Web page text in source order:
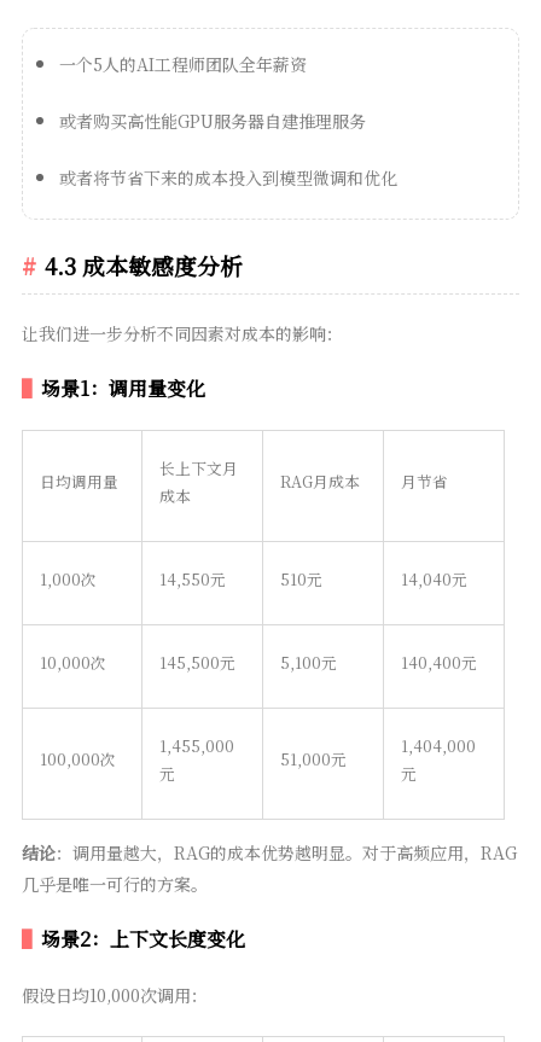
一个5人的AI工程师团队全年薪资
或者购买高性能GPU服务器自建推理服务
或者将节省下来的成本投入到模型微调和优化
4.3 成本敏感度分析
让我们进一步分析不同因素对成本的影响：
场景1：调用量变化
日均调用量
长上下文月
成本
RAG月成本 月节省
1,000次 14,550元 510元 14,040元
10,000次 145,500元 5,100元 140,400元
100,000次
1,455,000
元
51,000元
1,404,000
元
结论：调用量越大，RAG的成本优势越明显。对于高频应用，RAG
几乎是唯一可行的方案。
场景2：上下文长度变化
假设日均10,000次调用：